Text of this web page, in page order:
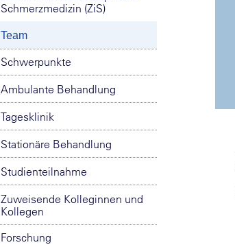
Schmerzmedizin (ZiS)
Team
Schwerpunkte
Ambulante Behandlung
Tagesklinik
Stationäre Behandlung
Studienteilnahme
Zuweisende Kolleginnen und
Kollegen
Forschung